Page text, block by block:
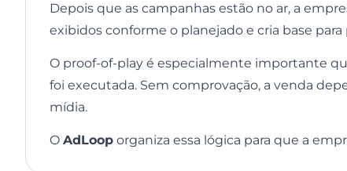
Depois que as campanhas estão no ar, a
exibidos conforme o planejado e cria base
O proof-of-play é especialmente importante
foi executada. Sem comprovação, a venda
mídia.
O AdLoop organiza essa lógica para que a